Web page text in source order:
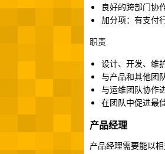
良好的跨部门协
加分项：有支付
职责
设计、开发、维
与产品和其他团
与运维团队协作
在团队中促进最
产品经理
产品经理需要能以